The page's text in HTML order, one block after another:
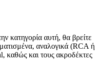
κατηγορία αυτή, θα βρείτε
αναλογικά (RCA ή
και τους ακροδέκτες